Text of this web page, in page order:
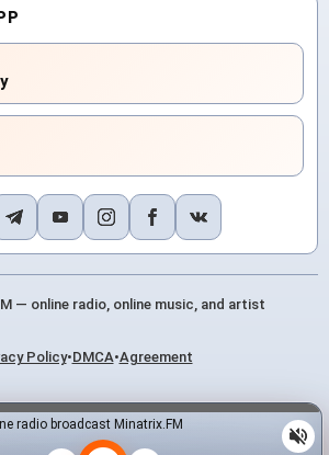
— online radio, online music, and artist
Policy•DMCA•Agreement
radio broadcast Minatrix.FM